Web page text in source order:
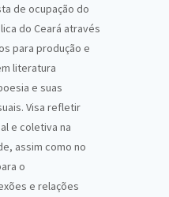
de ocupação do
do Ceará através
para produção e
literatura
e suas
Visa refletir
e coletiva na
assim como no
o
e relações